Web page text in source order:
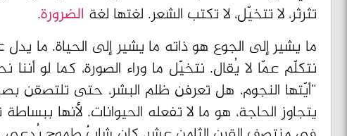
تثرثر، لا تتخيّل، لا تكتب الشعر. لغتها لغة الضرورة.
ما يشير إلى الجوع هو ذاته ما يشير إلى الحياة. ما
نتكلّم عمّا لا يُقال. نتخيّل ما وراء الصورة، كما لو
“أيّتها النجوم، هل تعرفن ظلم البشر، حتى تلتصقن
يتجاوز الحاجة، هو ما لا تفعله الحيوانات. لأنها